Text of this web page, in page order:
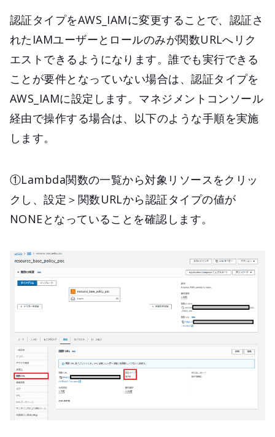
認証タイプをAWS_IAMに変更することで、認証さ
れたIAMユーザーとロールのみが関数URLへリク
エストできるようになります。誰でも実行できる
ことが要件となっていない場合は、認証タイプを
AWS_IAMに設定します。マネジメントコンソール
経由で操作する場合は、以下のような手順を実施
します。
①Lambda関数の一覧から対象リソースをクリッ
クし、設定＞関数URLから認証タイプの値が
NONEとなっていることを確認します。